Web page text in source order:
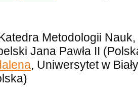
Metodologii
Jana Pawła II
, Uniwersytet w